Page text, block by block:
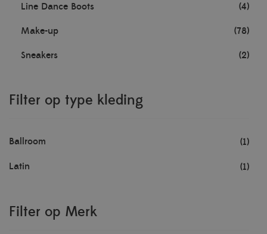
Line Dance Boots (4)
Make-up (78)
Sneakers (2)
Filter op type kleding
Ballroom (1)
Latin (1)
Filter op Merk